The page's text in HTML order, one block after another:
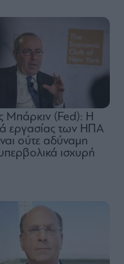
Μπάρκιν (Fed): Η
εργασίας των ΗΠΑ
ούτε αδύναμη
ισχυρή